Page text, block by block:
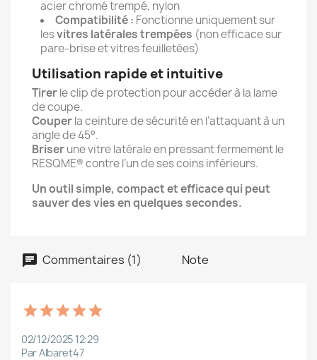
acier chromé trempé, nylon
Compatibilité : Fonctionne uniquement sur
lesvitres latérales trempées (non efficace sur
pare-brise et vitres feuilletées)
Utilisation rapide et intuitive
Tirerle clip de protection pour accéder à la lame
de coupe.
Couperla ceinture de sécurité en l’attaquant à un
angle de 45°.
Briserune vitre latérale en pressant fermement le
RESQME® contre l’un de ses coins inférieurs.
Un outil simple, compact et efficace qui peut
sauver des vies en quelques secondes.
Commentaires (1) Note
02/12/2025 12:29
Par Albaret47